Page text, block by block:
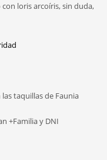
loris arcoíris, sin duda,
taquillas de Faunia
+Familia y DNI